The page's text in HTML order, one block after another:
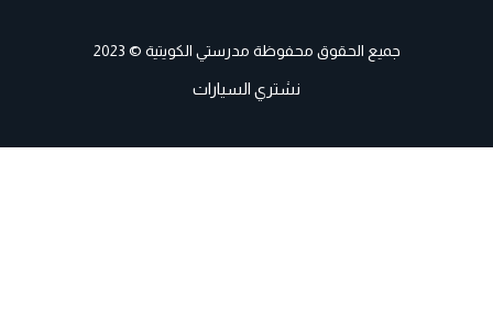
جميع الحقوق محفوظة مدرستي الكويتية © 2023
نشتري السيارات